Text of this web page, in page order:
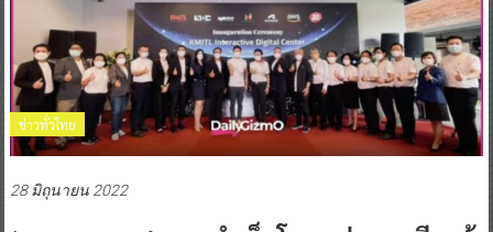
ข่าวทั่วไทย
28 มิถุนายน 2022